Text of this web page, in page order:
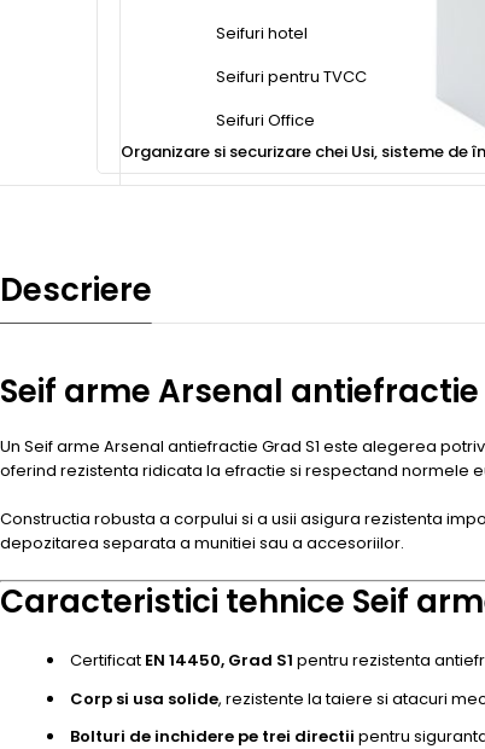
Seifuri hotel
Seifuri pentru TVCC
Seifuri Office
Organizare si securizare chei Usi, sisteme de
Descriere
Seif arme Arsenal
Un Seif arme Arsenal antiefractie Grad S1 este alegerea
oferind rezistenta ridicata la efractie si respectand normele
Constructia robusta a corpului si a usii asigura rezistenta
depozitarea separata a munitiei sau a accesoriilor.
Caracteristici tehnice Seif
Certificat EN 14450, Grad S1 pentru rezistenta
Corp si usa solide, rezistente la taiere si atacuri
Bolturi de inchidere pe trei directii pentru